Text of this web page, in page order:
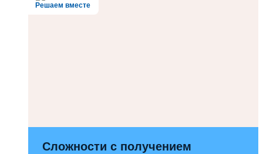
Решаем вместе
Сложности с получением